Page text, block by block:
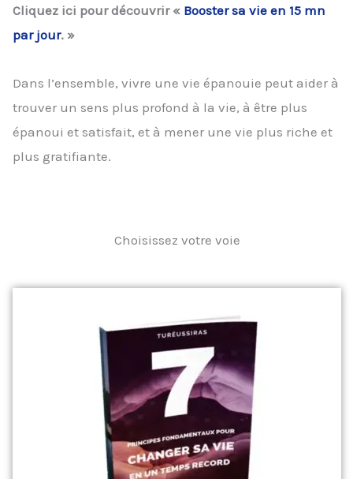
Cliquez ici pour découvrir « Booster sa vie en 15 mn
par jour. »
Dans l’ensemble, vivre une vie épanouie peut aider à
trouver un sens plus profond à la vie, à être plus
épanoui et satisfait, et à mener une vie plus riche et
plus gratifiante.
Choisissez votre voie